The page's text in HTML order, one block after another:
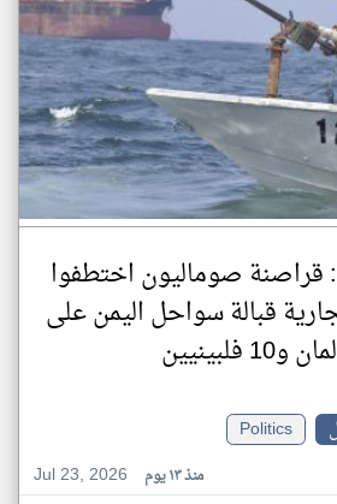
قراصنة صوماليون اختطفوا
قبالة سواحل اليمن على
Politics
Jul 23, 2026
منذ ١٣ يوم